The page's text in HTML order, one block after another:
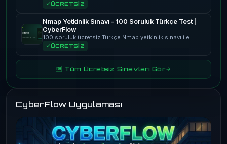
ÜCRETSİZ
Nmap Yetkinlik Sınavı – 100 Soruluk Türkçe Test |
CyberFlow
100 soruluk ücretsiz Türkçe Nmap yetkinlik sınavı ile…
ÜCRETSİZ
🆓 Tüm Ücretsiz Sınavları Gör
CyberFlow Uygulaması